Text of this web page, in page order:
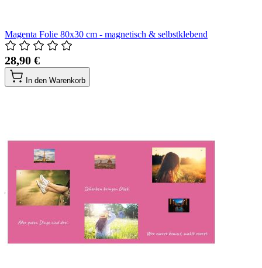
Magenta Folie 80x30 cm - magnetisch & selbstklebend
28,90 €
In den Warenkorb